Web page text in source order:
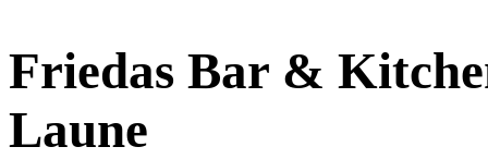
Friedas Bar &
Laune